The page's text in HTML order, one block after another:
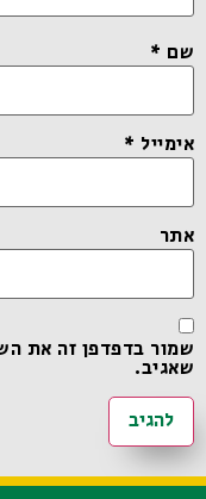
שם *
אימייל *
אתר
שמור בדפדפן זה את
שאגיב.